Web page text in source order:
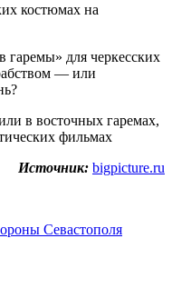
костюмах на
гаремы» для черкесских
— или
в восточных гаремах,
фильмах
Источник: bigpicture.ru
Севастополя